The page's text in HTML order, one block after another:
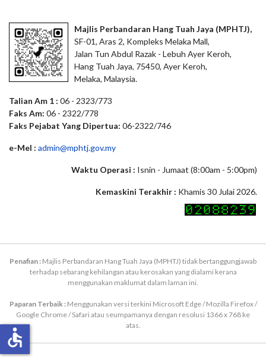
Majlis Perbandaran Hang Tuah Jaya (MPHTJ),
SF-01, Aras 2, Kompleks Melaka Mall,
Jalan Tun Abdul Razak - Lebuh Ayer Keroh,
Hang Tuah Jaya, 75450, Ayer Keroh,
Melaka, Malaysia.
Talian Am 1 : 06 - 2323/773
Faks Am: 06 - 2322/778
Faks Pejabat Yang Dipertua: 06-2322/746
e-Mel : admin@mphtj.gov.my
Waktu Operasi : Isnin - Jumaat (8:00am - 5:00pm)
Kemaskini Terakhir : Khamis 30 Julai 2026.
Penafian : Majlis Perbandaran Hang Tuah Jaya (MPHTJ) tidak bertanggungjawab
terhadap sebarang kehilangan atau kerosakan yang dialami kerana
menggunakan maklumat dalam laman ini.
Paparan Terbaik :Menggunakan versi terkini Microsoft Edge / Mozilla Firefox /
Google Chrome / Safari atau seumpamanya dengan resolusi 1366 x 768 ke
atas.
accessible